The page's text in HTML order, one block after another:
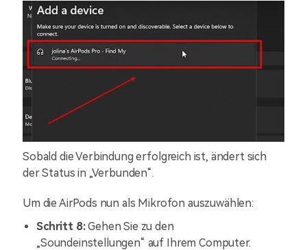
Sobald die Verbindung erfolgreich ist, ändert sich
der Status in „Verbunden“.
Um die AirPods nun als Mikrofon auszuwählen:
Schritt 8:Gehen Sie zu den
„Soundeinstellungen“ auf Ihrem Computer.